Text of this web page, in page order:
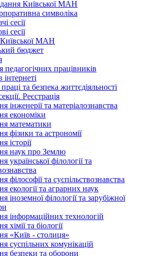
Київської МАН
символіка
сесії
сесії
Київської МАН
бюджет
педагогічних працівників
інтернеті
та безпека життєдіяльності
Реєстрація
інженерії та матеріалознавства
економіки
математики
фізики та астрономії
історії
наук про Землю
української філології та
філософії та суспільствознавства
екології та аграрних наук
іноземної філології та зарубіжної
інформаційних технологій
хімії та біології
«Київ - столиця»
суспільних комунікацій
безпеки та оборони